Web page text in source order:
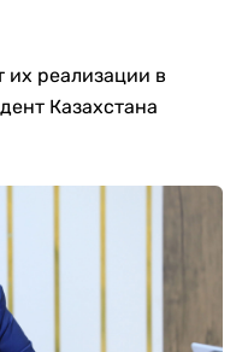
их реализации в
Казахстана